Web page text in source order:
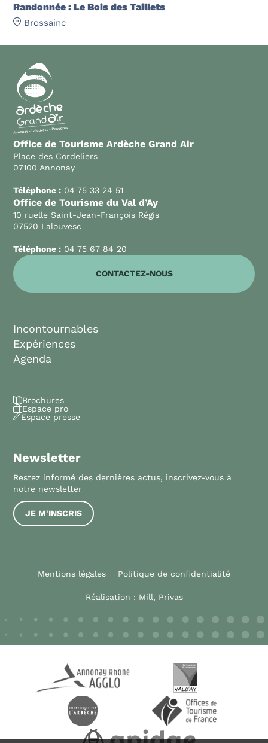
Randonnée : Le Bois des Taillets
Brossainc
Office de Tourisme Ardèche Grand Air
Place des Cordeliers
07100 Annonay
Téléphone : 04 75 33 24 51
Office de Tourisme du Val d’Ay
10 ruelle Saint-Jean-François Régis
07520 Lalouvesc
Téléphone : 04 75 67 84 20
CONTACTEZ-NOUS
Incontournables
Expériences
Agenda
Brochures
Espace pro
Espace presse
Newsletter
Restez informé des dernières actus, inscrivez-vous à
notre newsletter
JE M'INSCRIS
Mentions légales Politique de confidentialité
Réalisation : Mill, Privas